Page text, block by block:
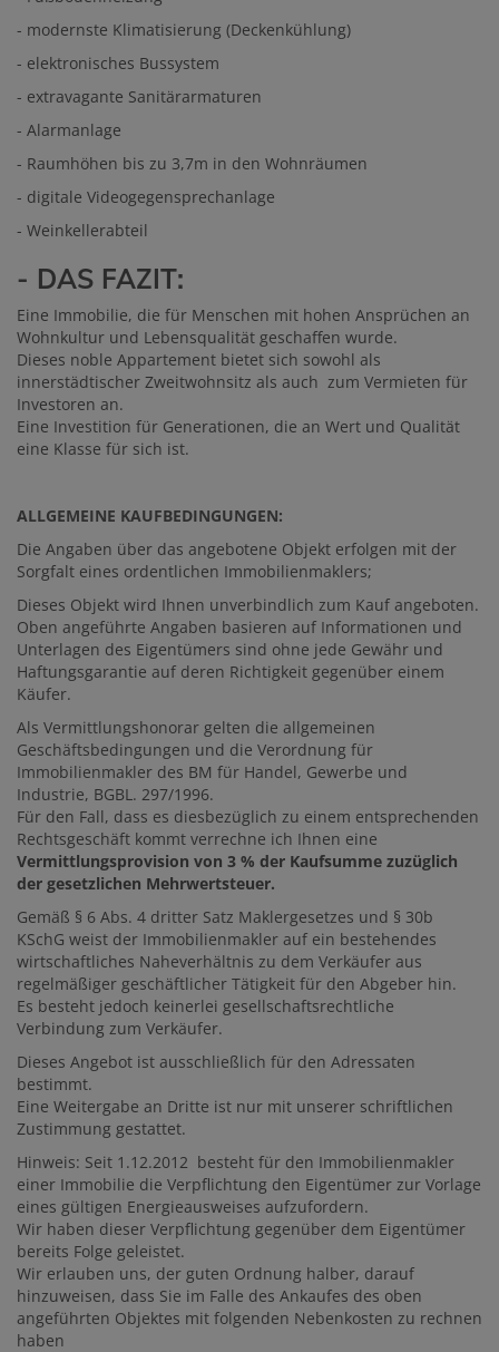
- modernste Klimatisierung (Deckenkühlung)
- elektronisches Bussystem
- extravagante Sanitärarmaturen
- Alarmanlage
- Raumhöhen bis zu 3,7m in den Wohnräumen
- digitale Videogegensprechanlage
- Weinkellerabteil
- DAS FAZIT:
Eine Immobilie, die für Menschen mit hohen Ansprüchen an
Wohnkultur und Lebensqualität geschaffen wurde.
Dieses noble Appartement bietet sich sowohl als
innerstädtischer Zweitwohnsitz als auch zum Vermieten für
Investoren an.
Eine Investition für Generationen, die an Wert und Qualität
eine Klasse für sich ist.
ALLGEMEINE KAUFBEDINGUNGEN:
Die Angaben über das angebotene Objekt erfolgen mit der
Sorgfalt eines ordentlichen Immobilienmaklers;
Dieses Objekt wird Ihnen unverbindlich zum Kauf angeboten.
Oben angeführte Angaben basieren auf Informationen und
Unterlagen des Eigentümers sind ohne jede Gewähr und
Haftungsgarantie auf deren Richtigkeit gegenüber einem
Käufer.
Als Vermittlungshonorar gelten die allgemeinen
Geschäftsbedingungen und die Verordnung für
Immobilienmakler des BM für Handel, Gewerbe und
Industrie, BGBL. 297/1996.
Für den Fall, dass es diesbezüglich zu einem entsprechenden
Rechtsgeschäft kommt verrechne ich Ihnen eine
Vermittlungsprovision von 3 % der Kaufsumme zuzüglich
der gesetzlichen Mehrwertsteuer.
Gemäß § 6 Abs. 4 dritter Satz Maklergesetzes und § 30b
KSchG weist der Immobilienmakler auf ein bestehendes
wirtschaftliches Naheverhältnis zu dem Verkäufer aus
regelmäßiger geschäftlicher Tätigkeit für den Abgeber hin.
Es besteht jedoch keinerlei gesellschaftsrechtliche
Verbindung zum Verkäufer.
Dieses Angebot ist ausschließlich für den Adressaten
bestimmt.
Eine Weitergabe an Dritte ist nur mit unserer schriftlichen
Zustimmung gestattet.
Hinweis: Seit 1.12.2012 besteht für den Immobilienmakler
einer Immobilie die Verpflichtung den Eigentümer zur Vorlage
eines gültigen Energieausweises aufzufordern.
Wir haben dieser Verpflichtung gegenüber dem Eigentümer
bereits Folge geleistet.
Wir erlauben uns, der guten Ordnung halber, darauf
hinzuweisen, dass Sie im Falle des Ankaufes des oben
angeführten Objektes mit folgenden Nebenkosten zu rechnen
haben